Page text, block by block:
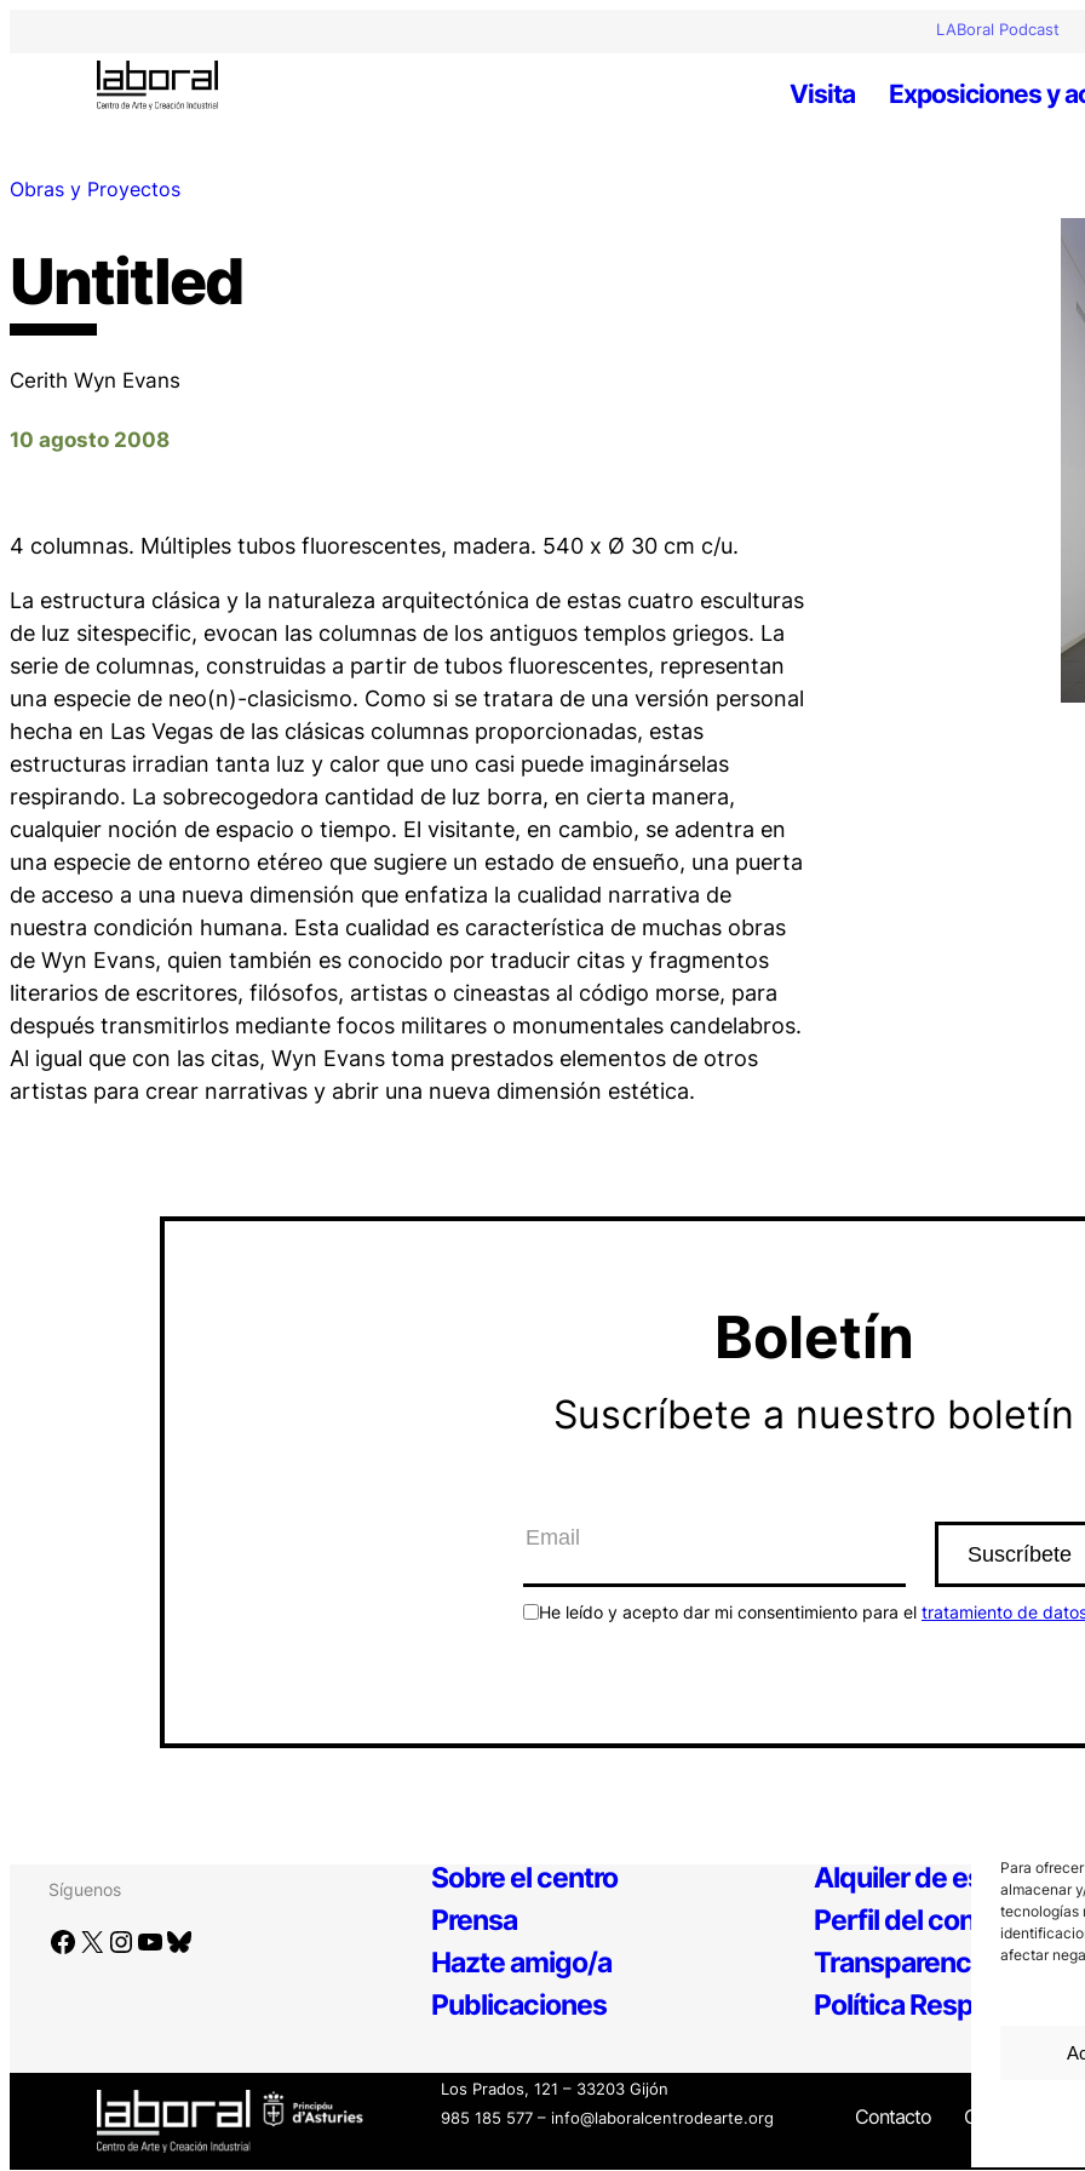
Para
almacenar
tecnologías
afectar
LABoral Podcast
Visita Exposiciones y
Obras y Proyectos
Untitled
Cerith Wyn Evans
10 agosto 2008
4 columnas. Múltiples tubos fluorescentes, madera. 540 x Ø 30 cm c/u.
La estructura clásica y la naturaleza arquitectónica de estas cuatro esculturas
de luz sitespecific, evocan las columnas de los antiguos templos griegos. La
serie de columnas, construidas a partir de tubos fluorescentes, representan
una especie de neo(n)-clasicismo. Como si se tratara de una versión personal
hecha en Las Vegas de las clásicas columnas proporcionadas, estas
estructuras irradian tanta luz y calor que uno casi puede imaginárselas
respirando. La sobrecogedora cantidad de luz borra, en cierta manera,
cualquier noción de espacio o tiempo. El visitante, en cambio, se adentra en
una especie de entorno etéreo que sugiere un estado de ensueño, una puerta
de acceso a una nueva dimensión que enfatiza la cualidad narrativa de
nuestra condición humana. Esta cualidad es característica de muchas obras
de Wyn Evans, quien también es conocido por traducir citas y fragmentos
literarios de escritores, filósofos, artistas o cineastas al código morse, para
después transmitirlos mediante focos militares o monumentales candelabros.
Al igual que con las citas, Wyn Evans toma prestados elementos de otros
artistas para crear narrativas y abrir una nueva dimensión estética.
Boletín
Suscríbete a nuestro boletín
He leído y acepto dar mi consentimiento para el tratamiento de
Síguenos
Facebook X Instagram YouTube Bluesky
Sobre el centro
Prensa
Hazte amigo/a
Publicaciones
Alquiler de espacios
Perfil del contratante
Transparencia
Política Responsable
Los Prados, 121 – 33203 Gijón
985 185 577 – info@laboralcentrodearte.org
Contacto Canal Interno